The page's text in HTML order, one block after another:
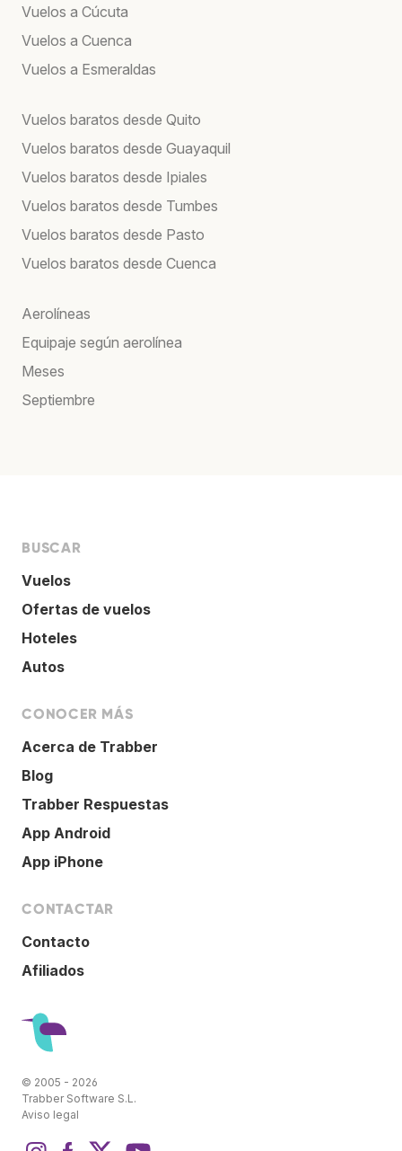
Vuelos a Cúcuta
Vuelos a Cuenca
Vuelos a Esmeraldas
Vuelos baratos desde Quito
Vuelos baratos desde Guayaquil
Vuelos baratos desde Ipiales
Vuelos baratos desde Tumbes
Vuelos baratos desde Pasto
Vuelos baratos desde Cuenca
Aerolíneas
Equipaje según aerolínea
Meses
Septiembre
BUSCAR
Vuelos
Ofertas de vuelos
Hoteles
Autos
CONOCER MÁS
Acerca de Trabber
Blog
Trabber Respuestas
App Android
App iPhone
CONTACTAR
Contacto
Afiliados
© 2005 - 2026
Trabber Software S.L.
Aviso legal